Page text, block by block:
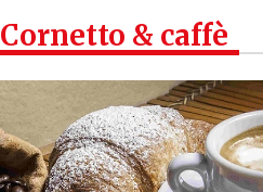
Cornetto & caffè